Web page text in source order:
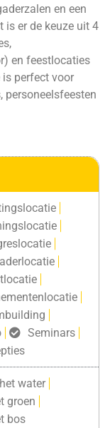
en een
er de keuze uit 4
en feestlocaties
perfect voor
personeelsfeesten
Seminars
water
groen
bos